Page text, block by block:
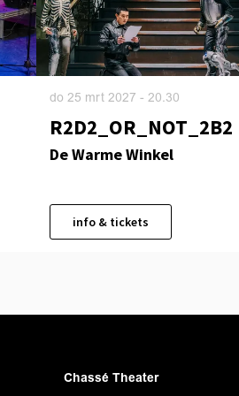
R2D2_OR_NOT_2B2
De Warme Winkel
do 25 mrt 2027 - 20.30
info & tickets
Chassé Theater